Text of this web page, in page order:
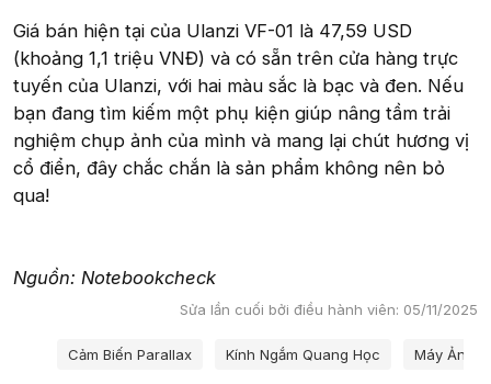
Giá bán hiện tại của Ulanzi VF-01 là 47,59 USD
(khoảng 1,1 triệu VNĐ) và có sẵn trên cửa hàng trực
tuyến của Ulanzi, với hai màu sắc là bạc và đen. Nếu
bạn đang tìm kiếm một phụ kiện giúp nâng tầm trải
nghiệm chụp ảnh của mình và mang lại chút hương vị
cổ điển, đây chắc chắn là sản phẩm không nên bỏ
qua!
Nguồn: Notebookcheck
Sửa lần cuối bởi điều hành viên: 05/11/2025
Từ khóa
Cảm Biến Parallax Kính Ngắm Quang Học Máy Ảnh